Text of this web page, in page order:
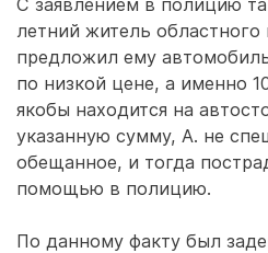
С заявлением в полицию
летний житель
предложил ему
по низкой цене, а именно
якобы находится на
указанную сумму, А. не
обещанное, и тогда
помощью в полицию.
По данному факту был